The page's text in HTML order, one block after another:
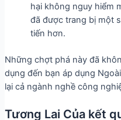
hại không nguy hiểm
đã được trang bị một
tiến hơn.
Những chợt phá này đã
dụng đến bạn áp dụng
lại cả ngành nghề công
Tương Lai Của kết